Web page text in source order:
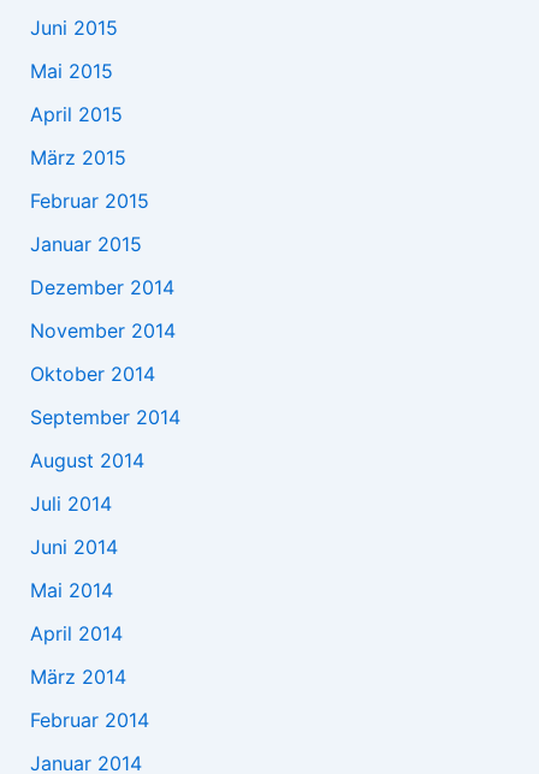
Juni 2015
Mai 2015
April 2015
März 2015
Februar 2015
Januar 2015
Dezember 2014
November 2014
Oktober 2014
September 2014
August 2014
Juli 2014
Juni 2014
Mai 2014
April 2014
März 2014
Februar 2014
Januar 2014